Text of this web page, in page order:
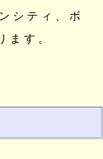
シティ、ボ
ます。